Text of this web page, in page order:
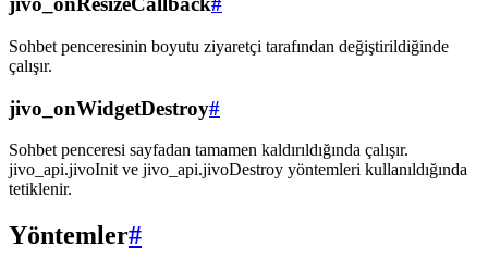
Sohbet penceresinin boyutu ziyaretçi tarafından değiştirildiğinde
çalışır.
jivo_onWidgetDestroy#
Sohbet penceresi sayfadan tamamen kaldırıldığında çalışır.
jivo_api.jivoInit ve jivo_api.jivoDestroy yöntemleri kullanıldığında
tetiklenir.
Yöntemler#